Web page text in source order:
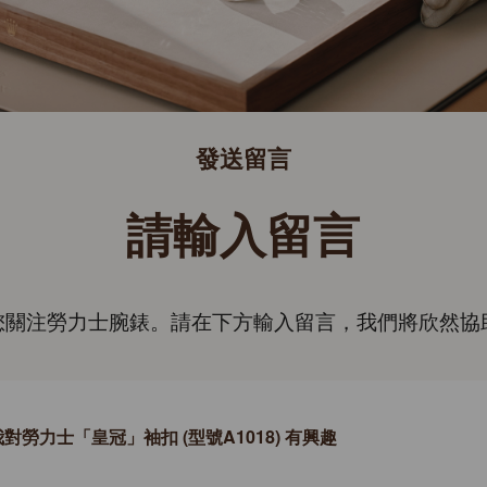
發送留言
請輸入留言
注勞力士腕錶。請在下方輸入留言，我們將欣然